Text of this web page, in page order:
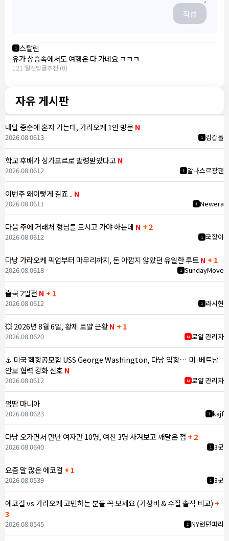
작성
1 스탈린
유가 상승속에서도 여행은 다 가네요 ㅋㅋㅋ
121 일전답글추천 (0)
자유 게시판
내달 중순에 혼자 가는데, 가라오케 1인 방문N
1 김갑돌
2026.08.0613
학교 후배가 싱가포르로 발령받았다고N
1 알나스르광팬
2026.08.0612
이번주 왜이렇게 길죠 .. N
1 Newera
2026.08.0611
다음 주에 거래처 형님들 모시고 가야 하는데 N + 2
1 국깡이
2026.08.0612
다낭 가라오케 픽업부터 마무리까지, 돈 아깝지 않았던 유일한 루트N + 1
1 SundayMove
2026.08.0618
출국 2일전 N + 1
1 라시현
2026.08.0612
💥 2026년 8월 6일, 황제 로얄 근황N + 1
M 로얄 관리자
2026.08.0620
⚓ 미국 핵항공모함 USS George Washington, 다낭 입항… 미·베트남
안보 협력 강화 신호N
M 로얄 관리자
2026.08.0612
껌땀 마니아
1 kajf
2026.08.0623
다낭 오가면서 만난 여자만 10명, 여친 3명 사겨보고 깨달은 점 + 2
1 3군
2026.08.0640
요즘 말 많은 에코걸 + 1
1 3군
2026.08.0539
에코걸 vs 가라오케 고민하는 분들 꼭 보세요 (가성비 & 수질 솔직 비교) +
3
1 NY런던파리
2026.08.0545